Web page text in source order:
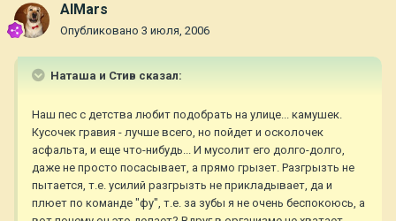
AlMars
Опубликовано 3 июля, 2006
Наташа и Стив сказал:
Наш пес с детства любит подобрать на улице... камушек.
Кусочек гравия - лучше всего, но пойдет и осколочек
асфальта, и еще что-нибудь... И мусолит его долго-долго,
даже не просто посасывает, а прямо грызет. Разгрызть не
пытается, т.е. усилий разгрызть не прикладывает, да и
плюет по команде "фу", т.е. за зубы я не очень беспокоюсь, а